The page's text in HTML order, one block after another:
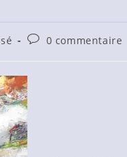
Commentaires
publication :
0 commentaire